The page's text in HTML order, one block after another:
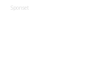
Sponset